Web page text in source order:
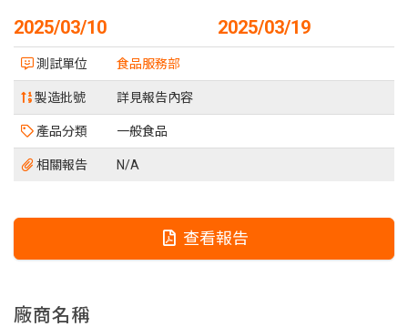
2025/03/10 2025/03/19
測試單位 食品服務部
製造批號 詳見報告內容
產品分類 一般食品
相關報告 N/A
查看報告
廠商名稱